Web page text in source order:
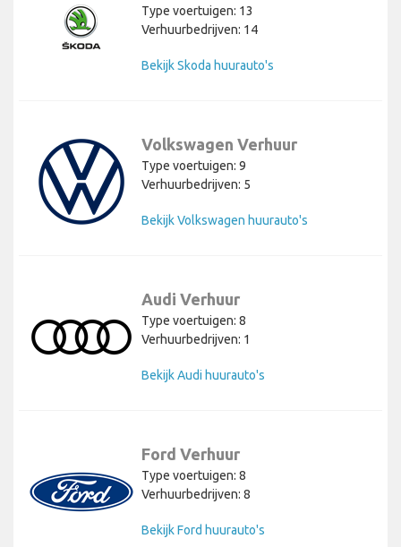
Type voertuigen: 13
Verhuurbedrijven: 14
Bekijk Skoda huurauto's
Volkswagen Verhuur
Type voertuigen: 9
Verhuurbedrijven: 5
Bekijk Volkswagen huurauto's
Audi Verhuur
Type voertuigen: 8
Verhuurbedrijven: 1
Bekijk Audi huurauto's
Ford Verhuur
Type voertuigen: 8
Verhuurbedrijven: 8
Bekijk Ford huurauto's